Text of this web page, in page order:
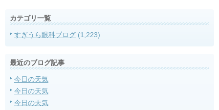
カテゴリ一覧
すぎうら眼科ブログ (1,223)
最近のブログ記事
今日の天気
今日の天気
今日の天気